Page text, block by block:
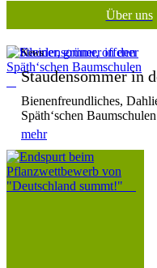
Über uns
News
Staudensommer in
Bienenfreundliches,
Späth‘schen
mehr